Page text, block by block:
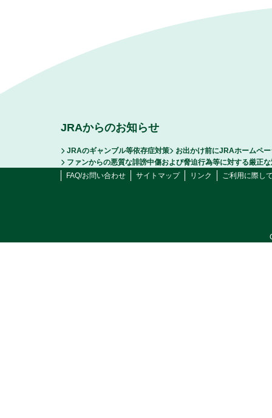
JRAからのお知らせ
JRAのギャンブル等依存症対策
お出かけ前にJRAホームペ
ファンからの悪質な誹謗中傷および脅迫行為等に対する厳正
FAQ/お問い合わせ
サイトマップ リンク ご利用に際し